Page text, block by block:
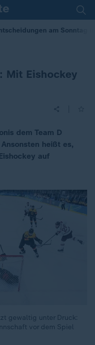
am Sonntag
Mit Eishockey
dem Team D
heißt es,
auf
gewaltig unter Druck:
vor dem Spiel